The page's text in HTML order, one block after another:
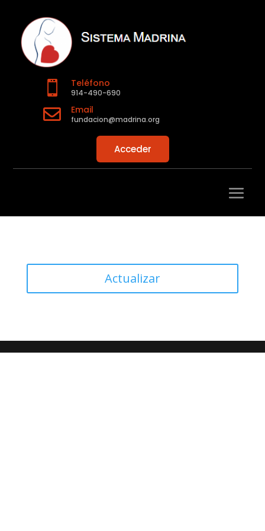
 Teléfono
914-490-690
 Email
fundacion@madrina.org
Acceder
Actualizar